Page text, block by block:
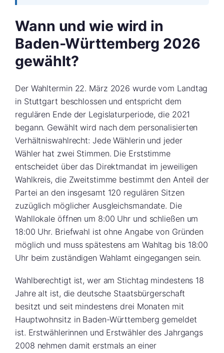
Wann und wie wird in
Baden-Württemberg 2026
gewählt?
Der Wahltermin 22. März 2026 wurde vom Landtag
in Stuttgart beschlossen und entspricht dem
regulären Ende der Legislaturperiode, die 2021
begann. Gewählt wird nach dem personalisierten
Verhältniswahlrecht: Jede Wählerin und jeder
Wähler hat zwei Stimmen. Die Erststimme
entscheidet über das Direktmandat im jeweiligen
Wahlkreis, die Zweitstimme bestimmt den Anteil der
Partei an den insgesamt 120 regulären Sitzen
zuzüglich möglicher Ausgleichsmandate. Die
Wahllokale öffnen um 8:00 Uhr und schließen um
18:00 Uhr. Briefwahl ist ohne Angabe von Gründen
möglich und muss spätestens am Wahltag bis 18:00
Uhr beim zuständigen Wahlamt eingegangen sein.
Wahlberechtigt ist, wer am Stichtag mindestens 18
Jahre alt ist, die deutsche Staatsbürgerschaft
besitzt und seit mindestens drei Monaten mit
Hauptwohnsitz in Baden-Württemberg gemeldet
ist. Erstwählerinnen und Erstwähler des Jahrgangs
2008 nehmen damit erstmals an einer